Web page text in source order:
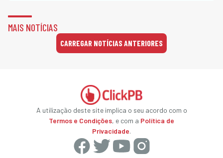
MAIS NOTÍCIAS
CARREGAR NOTÍCIAS ANTERIORES
A utilização deste site implica o seu acordo com o
Termos e Condições, e com a Política de
Privacidade.